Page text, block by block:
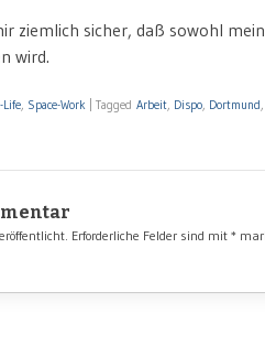
ziemlich sicher, daß sowohl
wird.
Life, Space-Work Tagged Arbeit, Dispo, Dortmund,
Erforderliche Felder sind mit *